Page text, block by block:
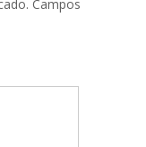
Campos